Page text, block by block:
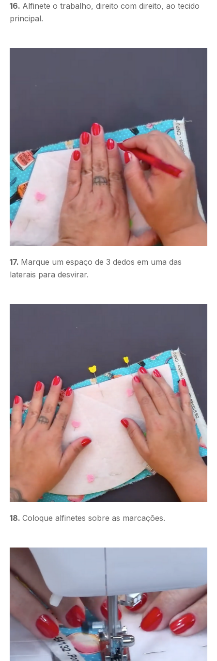
16. Alfinete o trabalho, direito com direito, ao tecido
principal.
17. Marque um espaço de 3 dedos em uma das
laterais para desvirar.
18. Coloque alfinetes sobre as marcações.